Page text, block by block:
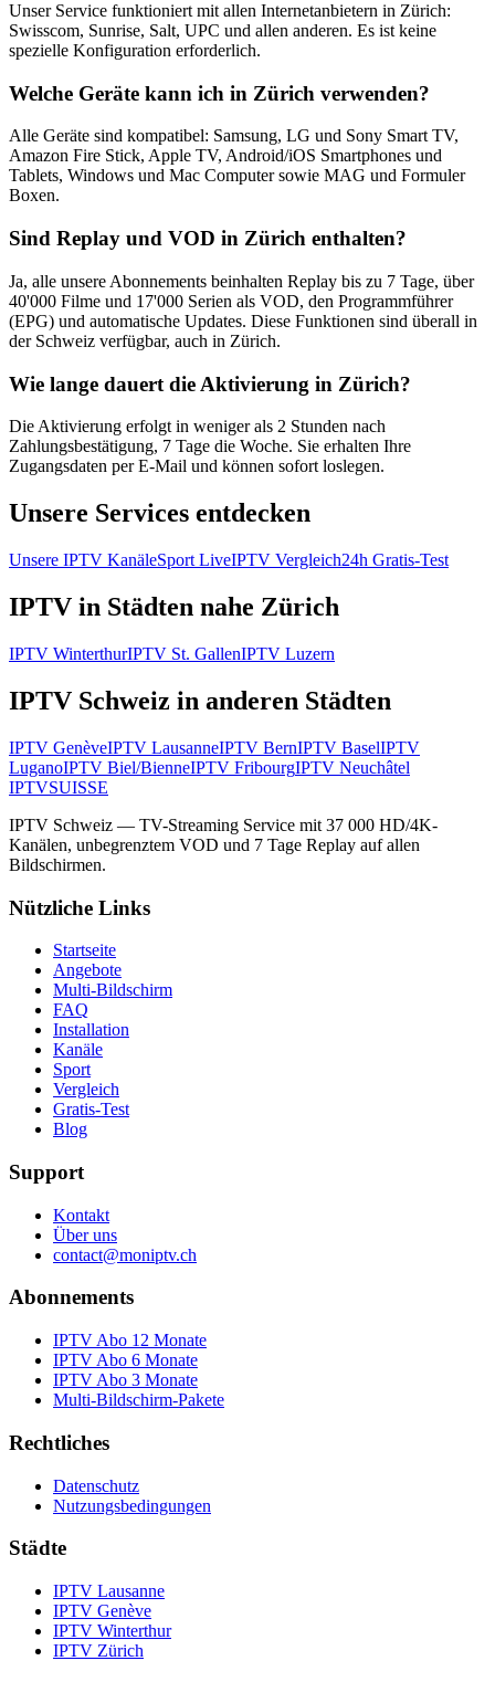
Unser Service funktioniert mit allen Internetanbietern in Zürich:
Swisscom, Sunrise, Salt, UPC und allen anderen. Es ist keine
spezielle Konfiguration erforderlich.
Welche Geräte kann ich in Zürich verwenden?
Alle Geräte sind kompatibel: Samsung, LG und Sony Smart TV,
Amazon Fire Stick, Apple TV, Android/iOS Smartphones und
Tablets, Windows und Mac Computer sowie MAG und Formuler
Boxen.
Sind Replay und VOD in Zürich enthalten?
Ja, alle unsere Abonnements beinhalten Replay bis zu 7 Tage, über
40'000 Filme und 17'000 Serien als VOD, den Programmführer
(EPG) und automatische Updates. Diese Funktionen sind überall in
der Schweiz verfügbar, auch in Zürich.
Wie lange dauert die Aktivierung in Zürich?
Die Aktivierung erfolgt in weniger als 2 Stunden nach
Zahlungsbestätigung, 7 Tage die Woche. Sie erhalten Ihre
Zugangsdaten per E-Mail und können sofort loslegen.
Unsere Services entdecken
Unsere IPTV KanäleSport LiveIPTV Vergleich24h Gratis-Test
IPTV in Städten nahe Zürich
IPTV WinterthurIPTV St. GallenIPTV Luzern
IPTV Schweiz in anderen Städten
IPTV GenèveIPTV LausanneIPTV BernIPTV BaselIPTV
LuganoIPTV Biel/BienneIPTV FribourgIPTV Neuchâtel
IPTVSUISSE
IPTV Schweiz — TV-Streaming Service mit 37 000 HD/4K-
Kanälen, unbegrenztem VOD und 7 Tage Replay auf allen
Bildschirmen.
Nützliche Links
Startseite
Angebote
Multi-Bildschirm
FAQ
Installation
Kanäle
Sport
Vergleich
Gratis-Test
Blog
Support
Kontakt
Über uns
contact@moniptv.ch
Abonnements
IPTV Abo 12 Monate
IPTV Abo 6 Monate
IPTV Abo 3 Monate
Multi-Bildschirm-Pakete
Rechtliches
Datenschutz
Nutzungsbedingungen
Städte
IPTV Lausanne
IPTV Genève
IPTV Winterthur
IPTV Zürich